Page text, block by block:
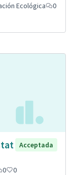
Ecológica
0
Acceptada
0 0